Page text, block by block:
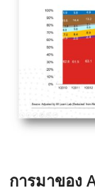
การมาของ